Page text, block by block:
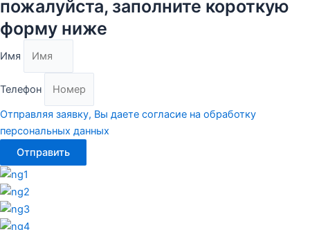
пожалуйста, заполните короткую
форму ниже
Имя
Телефон
Отправляя заявку, Вы даете согласие на обработку
персональных данных
Отправить